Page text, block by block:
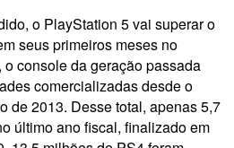
o PlayStation 5 vai superar o
seus primeiros meses no
o console da geração passada
comercializadas desde o
de 2013. Desse total, apenas 5,7
último ano fiscal, finalizado em